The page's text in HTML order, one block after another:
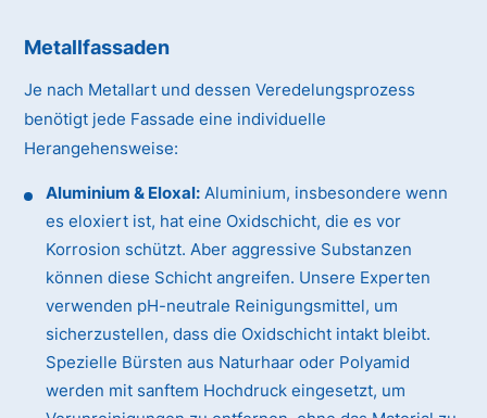
Metallfassaden
Je nach Metallart und dessen Veredelungsprozess
benötigt jede Fassade eine individuelle
Herangehensweise:
Aluminium & Eloxal: Aluminium, insbesondere wenn
es eloxiert ist, hat eine Oxidschicht, die es vor
Korrosion schützt. Aber aggressive Substanzen
können diese Schicht angreifen. Unsere Experten
verwenden pH-neutrale Reinigungsmittel, um
sicherzustellen, dass die Oxidschicht intakt bleibt.
Spezielle Bürsten aus Naturhaar oder Polyamid
werden mit sanftem Hochdruck eingesetzt, um